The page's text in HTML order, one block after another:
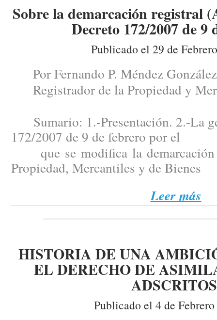
Sobre la demarcación registral
Decreto 172/2007 de 9
Publicado el 29 de
Por Fernando P. Méndez González
Registrador de la Propiedad y
Sumario: 1.-Presentación. 2.-La
172/2007 de 9 de febrero por el
que se modifica la demarcación
Propiedad, Mercantiles y de Bienes
Leer más
HISTORIA DE UNA
EL DERECHO DE
Publicado el 4 de